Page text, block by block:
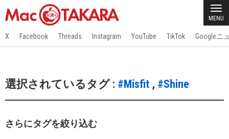
MENU
X Facebook Threads Instagram YouTube TikTok Googleニ
選択されているタグ : #Misfit , #Shine
さらにタグを絞り込む